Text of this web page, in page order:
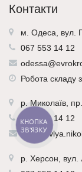
Контакти
м. Одеса, вул.
067 553 14 12
Робота складу
р. Миколаїв ,
067 553 14 12
р. Херсон ,
КНОПКА
ЗВ'ЯЗКУ